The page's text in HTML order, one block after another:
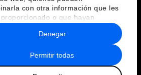
con otra información que les
o que hayan
a partir del uso que haya
de sus servicios.
Permitir todas
Denegar
y normas de uso
Sitemap